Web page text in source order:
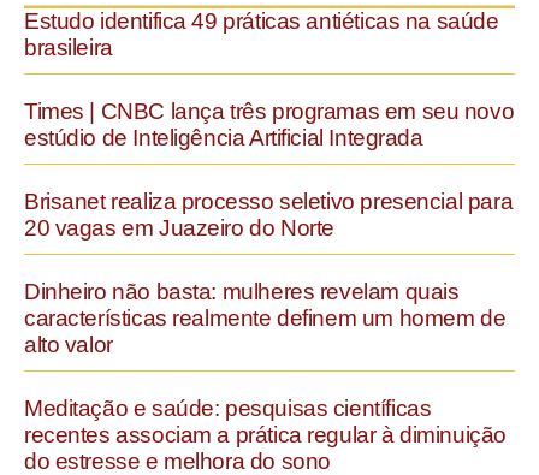
Estudo identifica 49 práticas antiéticas na saúde
brasileira
Times | CNBC lança três programas em seu novo
estúdio de Inteligência Artificial Integrada
Brisanet realiza processo seletivo presencial para
20 vagas em Juazeiro do Norte
Dinheiro não basta: mulheres revelam quais
características realmente definem um homem de
alto valor
Meditação e saúde: pesquisas científicas
recentes associam a prática regular à diminuição
do estresse e melhora do sono